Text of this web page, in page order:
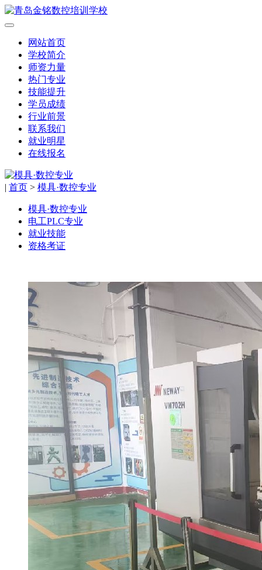
网站首页
学校简介
师资力量
热门专业
技能提升
学员成绩
行业前景
联系我们
就业明星
在线报名
| 首页 > 模具·数控专业
模具·数控专业
电工PLC专业
就业技能
资格考证